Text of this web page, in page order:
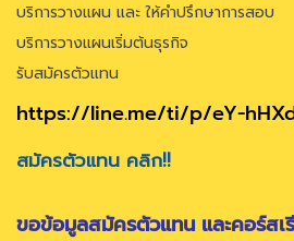
บริการวางแผน และ ให้คำปรึกษาการสอบ
บริการวางแผนเริ่มต้นธุรกิจ
รับสมัครตัวแทน
https://line.me/ti/p/eY-
สมัครตัวแทน คลิก!!
ขอข้อมูลสมัครตัวแทน และคอร์ส